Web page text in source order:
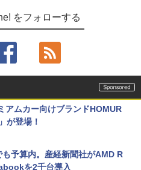
をフォローする
アムカー向けブランドHOMUR
が登場！
も予算内。産経新聞社がAMD R
を2千台導入